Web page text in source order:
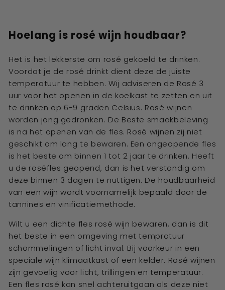
Hoelang is rosé wijn houdbaar?
Het is het lekkerste om rosé gekoeld te drinken.
Voordat je de rosé drinkt dient deze de juiste
temperatuur te hebben. Wij adviseren de Rosé 3
uur voor het openen in de koelkast te zetten en uit
te drinken op 6-9 graden Celsius. Rosé wijnen
worden jong gedronken. De Beste smaakbeleving
is na het openen van de fles. Rosé wijnen zij niet
geschikt om lang te bewaren. Een ongeopende fles
is het beste om binnen 1 tot 2 jaar te drinken. Heeft
u de roséfles geopend, dan is het verstandig om
deze binnen 3 dagen te nuttigen. De houdbaarheid
van een wijn wordt voornamelijk bepaald door de
tannines en vinificatiemethode.
Wilt u een dichte fles rosé wijn bewaren, dan is dit
het beste in een omgeving met tempratuur
schommelingen of licht inval. Bij voorkeur in een
speciale wijn klimaatkast of een kelder. Rosé wijnen
zijn gevoelig voor licht, trillingen en temperatuur.
Een fles rosé kan snel achteruitgaan als deze niet